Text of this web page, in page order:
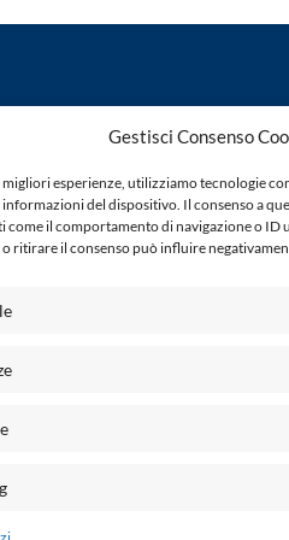
Gestisci Consenso
esperienze, utilizziamo tecnologie
informazioni del dispositivo. Il consenso a
come il comportamento di navigazione o ID
ritirare il consenso può influire
Non
http://
email:
Responsabile web:
di accessibilità